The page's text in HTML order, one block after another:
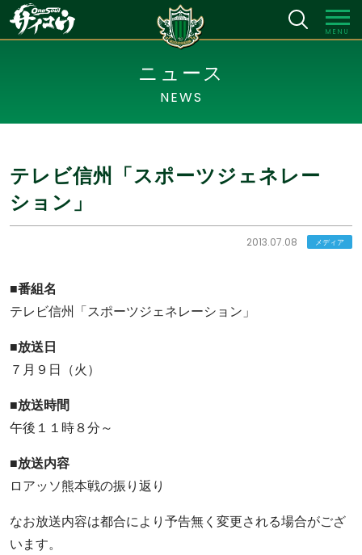
MENU
ニュース
NEWS
テレビ信州「スポーツジェネレー
ション」
2013.07.08 メディア
■番組名
テレビ信州「スポーツジェネレーション」
■放送日
７月９日（火）
■放送時間
午後１１時８分～
■放送内容
ロアッソ熊本戦の振り返り
なお放送内容は都合により予告無く変更される場合がござ
います。